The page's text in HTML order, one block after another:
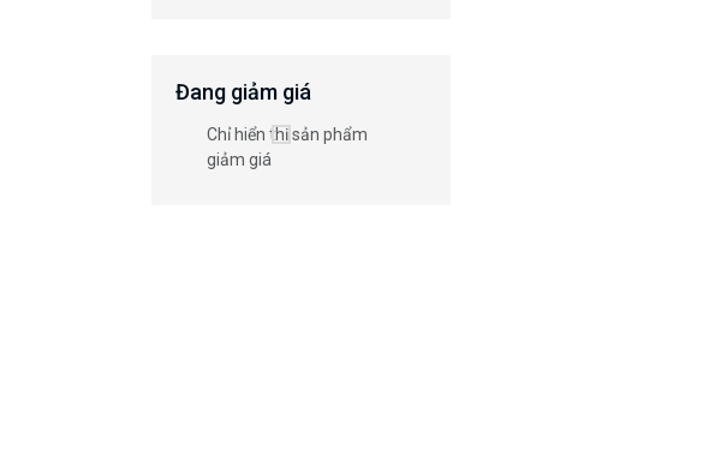
Đang giảm giá
Chỉ hiển thị sản phẩm
giảm giá